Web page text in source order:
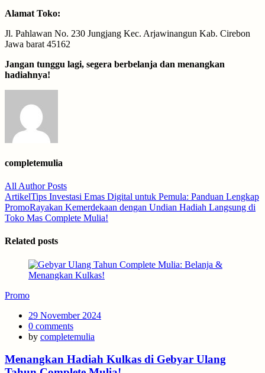
Alamat Toko:
Jl. Pahlawan No. 230 Jungjang Kec. Arjawinangun Kab. Cirebon
Jawa barat 45162
Jangan tunggu lagi, segera berbelanja dan menangkan
hadiahnya!
completemulia
All Author Posts
Post
navigation
ArtikelTips Investasi Emas Digital untuk Pemula: Panduan Lengkap
PromoRayakan Kemerdekaan dengan Undian Hadiah Langsung di
Toko Mas Complete Mulia!
Related posts
Promo
Posted
on
29 November 2024
0 comments
by completemulia
Menangkan Hadiah Kulkas di Gebyar Ulang